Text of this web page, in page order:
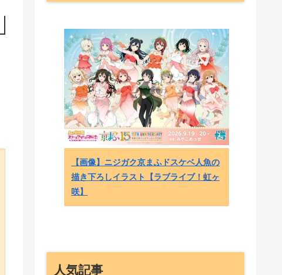
【画像】ニジガク京まふドスケベ人魚の
描き下ろしイラスト【ラブライブ！虹ヶ
咲】
人気記事